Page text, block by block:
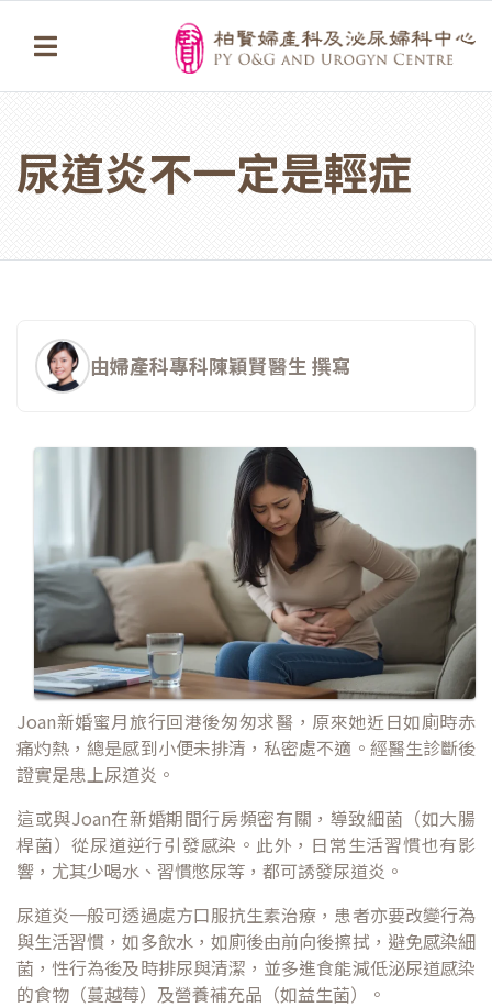
尿道炎不一定是輕症
由婦產科專科陳穎賢醫生 撰寫
Joan新婚蜜月旅行回港後匆匆求醫，原來她近日如廁時赤
痛灼熱，總是感到小便未排清，私密處不適。經醫生診斷後
證實是患上尿道炎。
這或與Joan在新婚期間行房頻密有關，導致細菌（如大腸
桿菌）從尿道逆行引發感染。此外，日常生活習慣也有影
響，尤其少喝水、習慣憋尿等，都可誘發尿道炎。
尿道炎一般可透過處方口服抗生素治療，患者亦要改變行為
與生活習慣，如多飲水，如廁後由前向後擦拭，避免感染細
菌，性行為後及時排尿與清潔，並多進食能減低泌尿道感染
的食物（蔓越莓）及營養補充品（如益生菌）。